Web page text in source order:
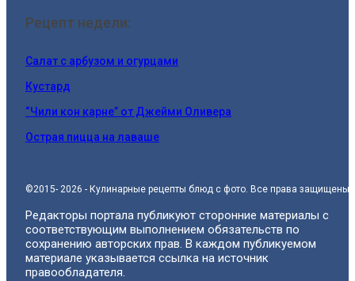
Рецепт недели:
Салат с арбузом и огурцами
Кустард
“Чили кон карне” от Джейми Оливера
Острая пицца на лаваше
©2015- 2026 - Кулинарные рецепты блюд с фото. Все права защищены.
Редакторы портала публикуют сторонние материалы с
соответствующим выполнением обязательств по
сохранению авторских прав. В каждом публикуемом
материале указывается ссылка на источник
правообладателя.